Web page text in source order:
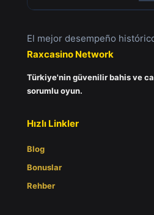
El mejor desempeño
Raxcasino Network
Türkiye'nin güvenilir bahis ve
sorumlu oyun.
Hızlı Linkler
Blog
Bonuslar
Rehber